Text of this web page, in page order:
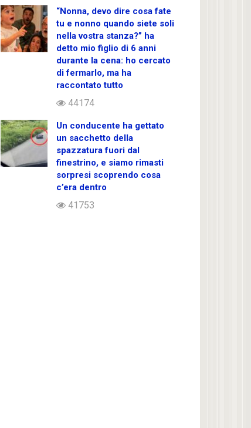
“Nonna, devo dire cosa fate
tu e nonno quando siete soli
nella vostra stanza?” ha
detto mio figlio di 6 anni
durante la cena: ho cercato
di fermarlo, ma ha
raccontato tutto
44174
Un conducente ha gettato
un sacchetto della
spazzatura fuori dal
finestrino, e siamo rimasti
sorpresi scoprendo cosa
c’era dentro
41753